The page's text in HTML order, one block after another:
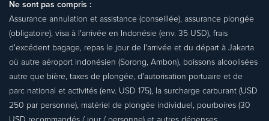
Ne sont pas compris :
Assurance annulation et assistance (conseillée), assurance plongée
(obligatoire), visa à l'arrivée en Indonésie (env. 35 USD), frais
d'excédent bagage, repas le jour de l'arrivée et du départ à Jakarta
où autre aéroport indonésien (Sorong, Ambon), boissons alcoolisées
autre que bière, taxes de plongée, d'autorisation portuaire et de
parc national et activités (env. USD 175), la surcharge carburant (USD
250 par personne), matériel de plongée individuel, pourboires (30